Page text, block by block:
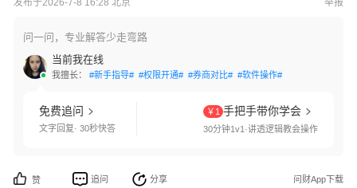
发布于2026-7-8 16:28 北京 举报
问一问，专业解答少走弯路
当前我在线
我擅长： #新手指导# #权限开通# #券商对比# #软件操作#
免费追问
文字回复· 30秒快答
￥1 手把手带你学会
30分钟1v1·讲透逻辑教会操作
赞 追问 分享 问财App下载